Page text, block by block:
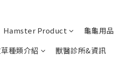
Hamster Product 龜龜用品
種類介紹 獸醫診所&資訊